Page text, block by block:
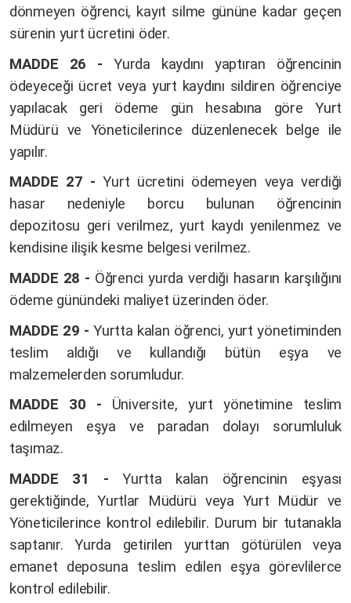
dönmeyen öğrenci, kayıt silme gününe kadar geçen
sürenin yurt ücretini öder.
MADDE 26 -Yurda kaydını yaptıran öğrencinin
ödeyeceği ücret veya yurt kaydını sildiren öğrenciye
yapılacak geri ödeme gün hesabına göre Yurt
Müdürü ve Yöneticilerince düzenlenecek belge ile
yapılır.
MADDE 27 -Yurt ücretini ödemeyen veya verdiği
hasar nedeniyle borcu bulunan öğrencinin
depozitosu geri verilmez, yurt kaydı yenilenmez ve
kendisine ilişik kesme belgesi verilmez.
MADDE 28 - Öğrenci yurda verdiği hasarın karşılığını
ödeme günündeki maliyet üzerinden öder.
MADDE 29 -Yurtta kalan öğrenci, yurt yönetiminden
teslim aldığı ve kullandığı bütün eşya ve
malzemelerden sorumludur.
MADDE 30 - Üniversite, yurt yönetimine teslim
edilmeyen eşya ve paradan dolayı sorumluluk
taşımaz.
MADDE 31 -Yurtta kalan öğrencinin eşyası
gerektiğinde, Yurtlar Müdürü veya Yurt Müdür ve
Yöneticilerince kontrol edilebilir. Durum bir tutanakla
saptanır. Yurda getirilen yurttan götürülen veya
emanet deposuna teslim edilen eşya görevlilerce
kontrol edilebilir.